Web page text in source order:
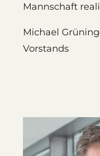
Mannschaft
Michael
Vorstands